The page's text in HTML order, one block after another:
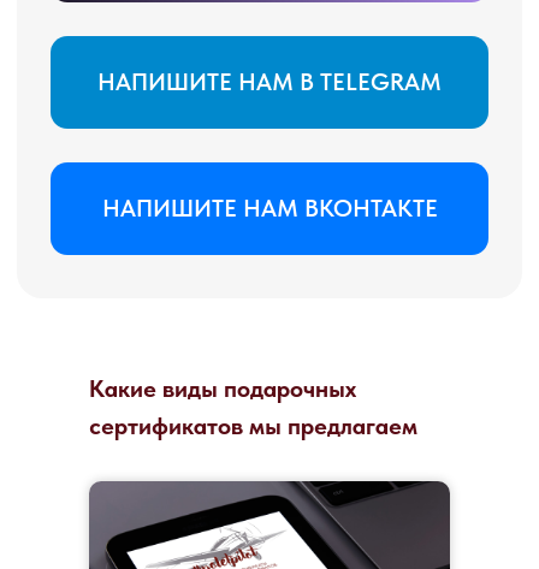
Какие виды подарочных
сертификатов мы предлагаем